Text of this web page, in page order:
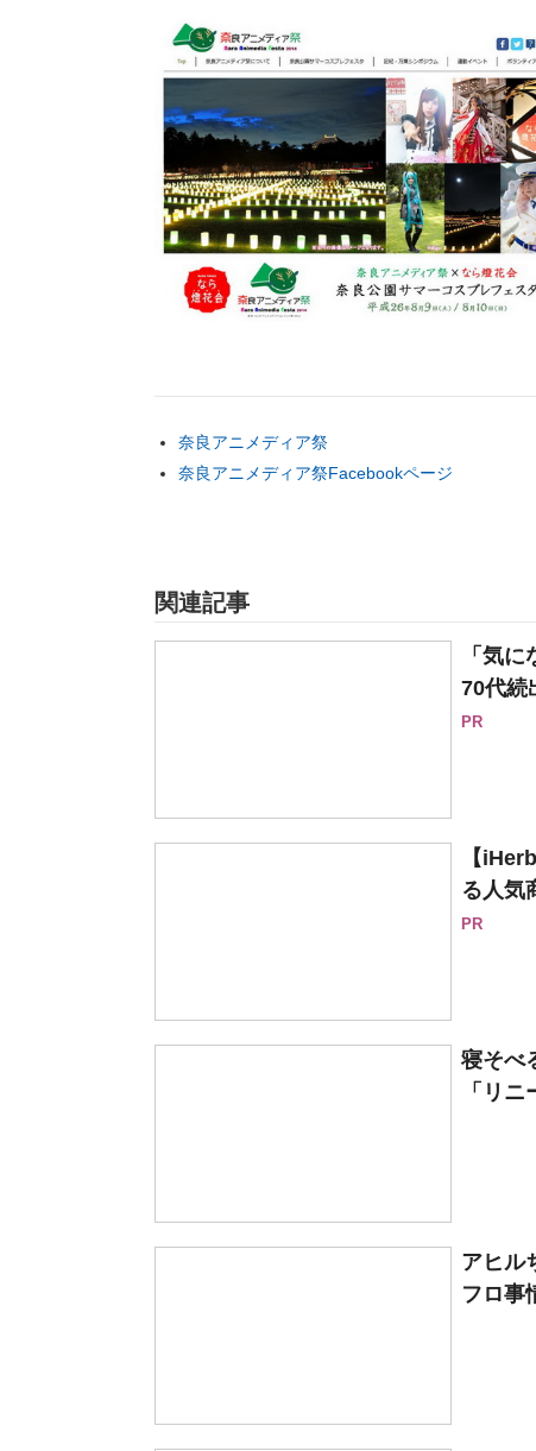
奈良アニメディア祭
奈良アニメディア祭Facebookページ
関連記事
「気
70代続
PR
【
る人気
PR
寝そべ
「リ
アヒル
フロ事